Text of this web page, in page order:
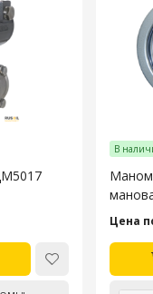
давления ДМ5017
В
Цена